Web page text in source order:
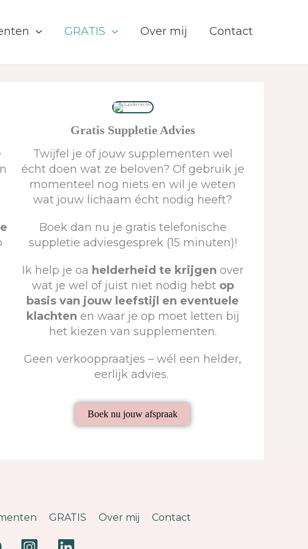
GRATIS Over mij Contact
Gratis Suppletie Advies
Twijfel je of jouw supplementen wel
écht doen wat ze beloven? Of gebruik je
momenteel nog niets en wil je weten
wat jouw lichaam écht nodig heeft?
Boek dan nu je gratis telefonische
suppletie adviesgesprek (15 minuten)!
Ik help je oa helderheid te krijgen over
wat je wel of juist niet nodig hebt op
basis van jouw leefstijl en eventuele
klachten en waar je op moet letten bij
het kiezen van supplementen.
Geen verkooppraatjes – wél een helder,
eerlijk advies.
Boek nu jouw afspraak
GRATIS Over mij Contact